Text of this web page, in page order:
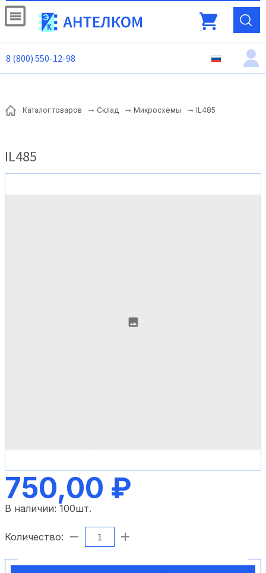
8 (800) 550-12-98
Каталог товаров Склад Микросхемы IL485
IL485
750,00 ₽
В наличии: 100шт.
Количество: